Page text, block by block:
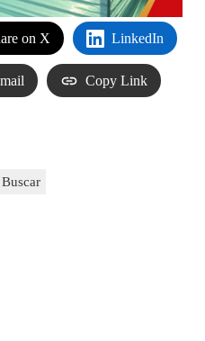
on X LinkedIn
Copy Link
Buscar